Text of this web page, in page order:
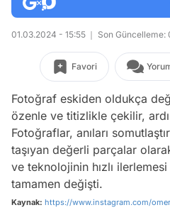
01.03.2024 - 15:55 Son Güncelleme:
Favori
Fotoğraf eskiden oldukça
özenle ve titizlikle çekilir,
Fotoğraflar, anıları
taşıyan değerli parçalar
ve teknolojinin hızlı
tamamen değişti.
Kaynak: https://www.instagram.com/